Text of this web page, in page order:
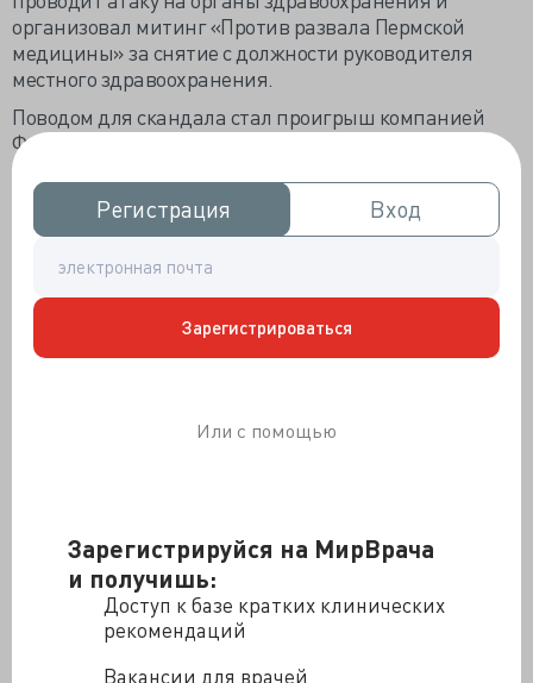
Зарегистрируйся на МирВрача
и получишь:
Доступ к базе кратких клинических
рекомендаций
Вакансии для врачей
Регистрация
Регистрация Вход
Вход
Зарегистрироваться
Или с помощью
организовал митинг «Против развала Пермской
медицины» за снятие с должности руководителя
местного здравоохранения.
Поводом для скандала стал проигрыш компанией
Фридмана государственного конкурса на
обслуживание трёх подстанций местной СМП,
который получили две другие компании. В последний
день работы 25 февраля, обозначенный договором, на
компании Фридмана, естественно, что и новые
аутсорсинговые компании своей работы не начали.
Чтобы на 13 часов часть города не осталась без
«скорой помощи», были подключены бригады
пациенты на себе почувствовали демарш врача-
«этики и деонтологии медицинского работника»,
поскольку «действия господина Фридмана не
выдерживают никакой критики ни с моральной, ни с
правовой точки зрения», главврачи просят
прекратить развязанную «информационную войну»